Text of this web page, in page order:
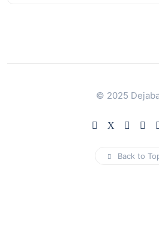
© 2025
Back to